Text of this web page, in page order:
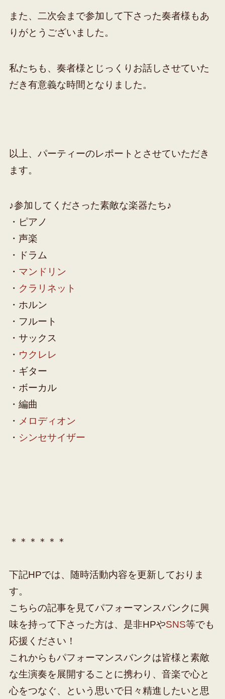
また、二次会まで参加して下さった奏者様もあ
りがとうございました。
私たちも、奏者様とじっくりお話しさせていた
だき有意義な時間となりました。
以上、パーティーのレポートとさせていただき
ます。
♪参加してくださった素敵な楽器たち♪
・ピアノ
・声楽
・ドラム
・ マンドリン
・ クラリネット
・ホルン
・フルート
・サックス
・ ウクレレ
・ギター
・ボーカル
・編曲
・ メロディオン
・ シンセサイザー
＊＊＊＊＊＊
下記HPでは、随時活動内容を更新しておりま
す。
こちらの記事を見てパフォーマンスバンクに興
味を持って下さった方は、是非HPやSNS等でも
応援ください！
これからもパフォーマンスバンクは皆様と素敵
な生演奏を展開することに携わり、音楽で心と
心をつなぐ、という思いで日々精進したいと思